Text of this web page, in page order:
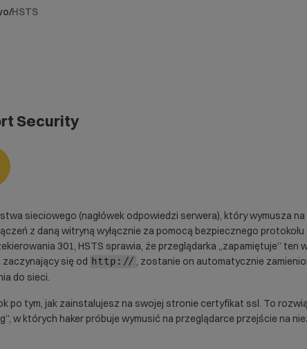
/HSTS
Security
sieciowego (nagłówek odpowiedzi serwera), który wymusza
z daną witryną wyłącznie za pomocą bezpiecznego protokołu
301, HSTS sprawia, że przeglądarka „zapamiętuje” ten
się od http:// , zostanie on automatycznie
do sieci.
po tym, jak zainstalujesz na swojej stronie certyfikat ssl. To
w których haker próbuje wymusić na przeglądarce przejście na